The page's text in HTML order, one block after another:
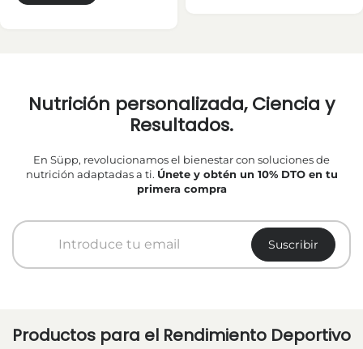
Nutrición personalizada, Ciencia y
Resultados.
En Süpp, revolucionamos el bienestar con soluciones de
nutrición adaptadas a ti. Únete y obtén un 10% DTO en tu
primera compra
Suscribir
Productos para el Rendimiento Deportivo